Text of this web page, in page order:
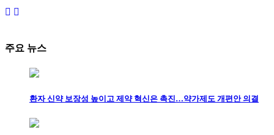
주요 뉴스
환자 신약 보장성 높이고 제약 혁신은 촉진…약가제도 개편안 의결